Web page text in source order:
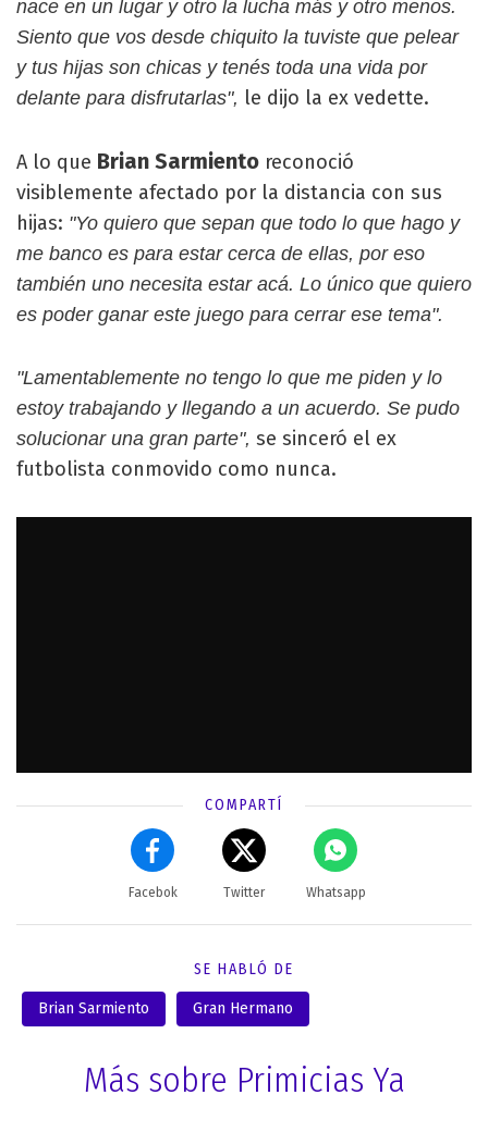
nace en un lugar y otro la lucha más y otro menos.
Siento que vos desde chiquito la tuviste que pelear
y tus hijas son chicas y tenés toda una vida por
delante para disfrutarlas", le dijo la ex vedette.
A lo que Brian Sarmiento reconoció
visiblemente afectado por la distancia con sus
hijas: "Yo quiero que sepan que todo lo que hago y
me banco es para estar cerca de ellas, por eso
también uno necesita estar acá. Lo único que quiero
es poder ganar este juego para cerrar ese tema".
"Lamentablemente no tengo lo que me piden y lo
estoy trabajando y llegando a un acuerdo. Se pudo
solucionar una gran parte", se sinceró el ex
futbolista conmovido como nunca.
COMPARTÍ
Facebok Twitter Whatsapp
SE HABLÓ DE
Brian Sarmiento Gran Hermano
Más sobre Primicias Ya